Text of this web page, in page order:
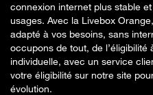
connexion internet plus stable
usages. Avec la Livebox
adapté à vos besoins, sans
occupons de tout, de l’éligibilité
individuelle, avec un service
votre éligibilité sur notre site
évolution.